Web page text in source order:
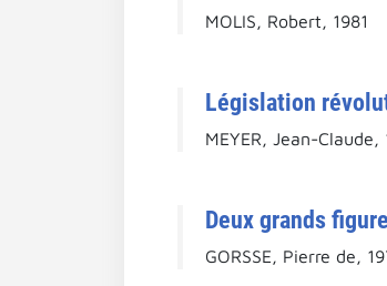
MOLIS, Robert, 1981
Législation
MEYER, Jean-Claude,
Deux grands
GORSSE, Pierre de,